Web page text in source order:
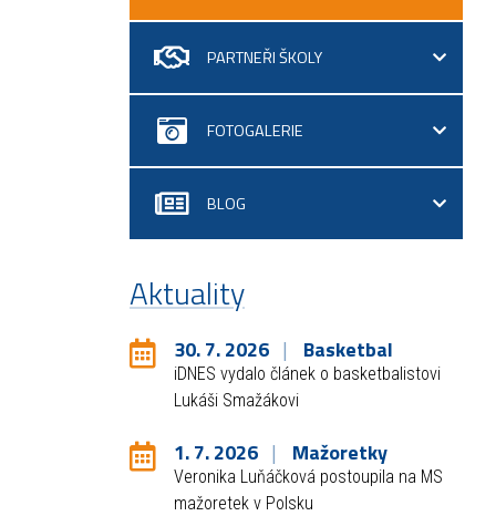
PARTNEŘI ŠKOLY
FOTOGALERIE
BLOG
Aktuality
30. 7. 2026 Basketbal
iDNES vydalo článek o basketbalistovi
Lukáši Smažákovi
1. 7. 2026 Mažoretky
Veronika Luňáčková postoupila na MS
mažoretek v Polsku